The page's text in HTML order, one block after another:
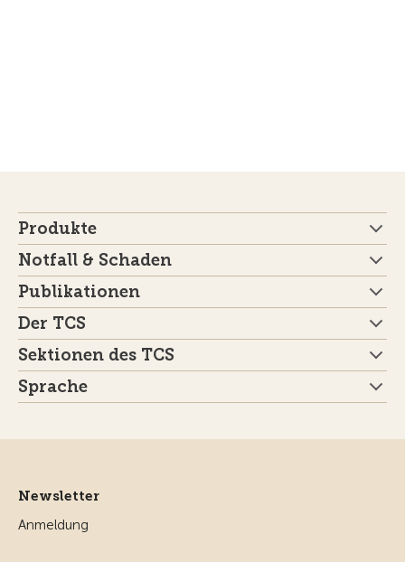
Produkte
Notfall & Schaden
Publikationen
Der TCS
Sektionen des TCS
Sprache
Newsletter
Anmeldung